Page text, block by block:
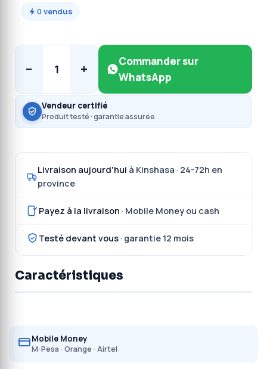
0vendus
− 1 +
Commander sur
WhatsApp
Vendeur certifié
Produit testé · garantie assurée
Livraison aujourd'hui à Kinshasa · 24-72h en
province
Payez à la livraison · Mobile Money ou cash
Testé devant vous · garantie 12 mois
Caractéristiques
Mobile Money
M-Pesa · Orange · Airtel